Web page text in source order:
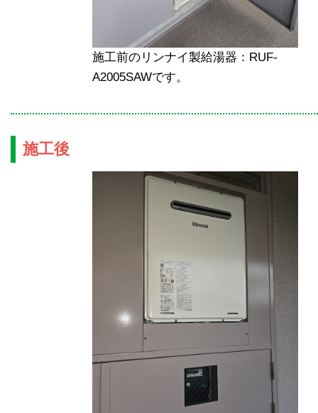
施工前のリンナイ製給湯器：RUF-
A2005SAWです。
施工後